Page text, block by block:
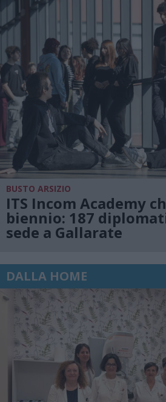
BUSTO ARSIZIO
ITS Incom Academy
biennio: 187
sede a Gallarate
DALLA HOME